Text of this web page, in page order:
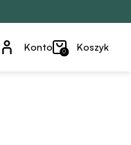
Konto
Konto 0 Koszyk